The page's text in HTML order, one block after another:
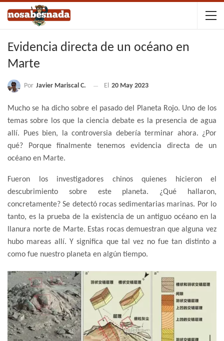
Evidencia directa de un océano en
Marte
Por Javier Mariscal C. El 20 May 2023
Mucho se ha dicho sobre el pasado del Planeta Rojo. Uno de los
temas sobre los que la ciencia debate es la presencia de agua
allí. Pues bien, la controversia debería terminar ahora. ¿Por
qué? Porque finalmente tenemos evidencia directa de un
océano en Marte.
Fueron los investigadores chinos quienes hicieron el
descubrimiento sobre este planeta. ¿Qué hallaron,
concretamente? Se detectó rocas sedimentarias marinas. Por lo
tanto, es la prueba de la existencia de un antiguo océano en la
llanura norte de Marte. Estas rocas demuestran que alguna vez
hubo mareas allí. Y significa que tal vez no fue tan distinto a
como fue nuestro planeta en algún tiempo.